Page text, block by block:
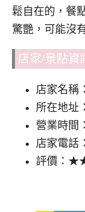
鬆自在的，餐
驚艷，可能沒
店家/景點資
店家名稱：
所在地址
營業時間
店家電話：
評價：